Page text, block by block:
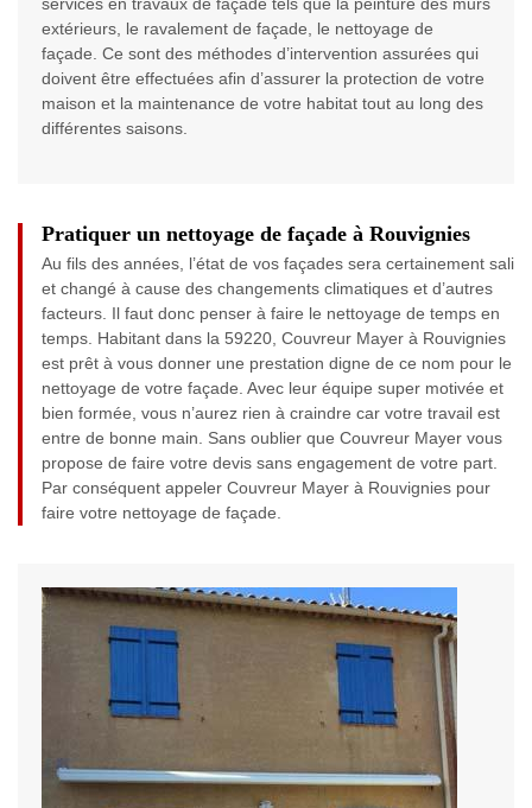
extérieurs, le ravalement de façade, le nettoyage de
façade. Ce sont des méthodes d’intervention assurées qui
doivent être effectuées afin d’assurer la protection de votre
maison et la maintenance de votre habitat tout au long des
différentes saisons.
Pratiquer un nettoyage de façade à Rouvignies
Au fils des années, l’état de vos façades sera certainement sali
et changé à cause des changements climatiques et d’autres
facteurs. Il faut donc penser à faire le nettoyage de temps en
temps. Habitant dans la 59220, Couvreur Mayer à Rouvignies
est prêt à vous donner une prestation digne de ce nom pour le
nettoyage de votre façade. Avec leur équipe super motivée et
bien formée, vous n’aurez rien à craindre car votre travail est
entre de bonne main. Sans oublier que Couvreur Mayer vous
propose de faire votre devis sans engagement de votre part.
Par conséquent appeler Couvreur Mayer à Rouvignies pour
faire votre nettoyage de façade.